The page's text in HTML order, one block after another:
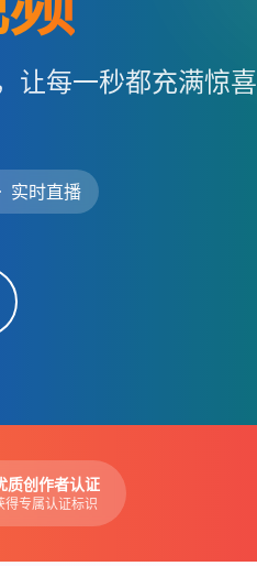
让每一秒都充满惊喜
实时直播
质创作者认证
得专属认证标识